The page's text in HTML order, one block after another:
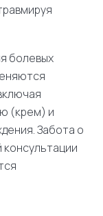
болевых
(крем) и
Забота о
консультации